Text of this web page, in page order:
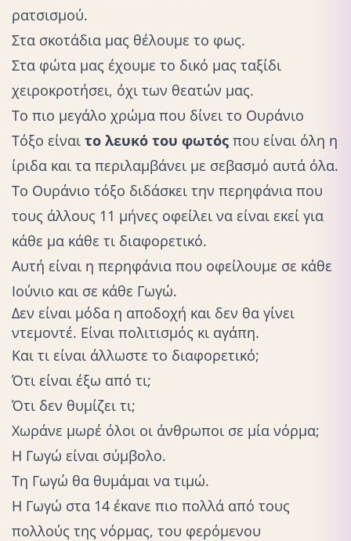
ρατσισμού.
Στα σκοτάδια μας θέλουμε το φως.
Στα φώτα μας έχουμε το δικό μας ταξίδι
χειροκροτήσει, όχι των θεατών μας.
Το πιο μεγάλο χρώμα που δίνει το Ουράνιο
Τόξο είναι το λευκό του φωτός που είναι όλη η
ίριδα και τα περιλαμβάνει με σεβασμό αυτά όλα.
Το Ουράνιο τόξο διδάσκει την περηφάνια που
τους άλλους 11 μήνες οφείλει να είναι εκεί για
κάθε μα κάθε τι διαφορετικό.
Αυτή είναι η περηφάνια που οφείλουμε σε κάθε
Ιούνιο και σε κάθε Γωγώ.
Δεν είναι μόδα η αποδοχή και δεν θα γίνει
ντεμοντέ. Είναι πολιτισμός κι αγάπη.
Και τι είναι άλλωστε το διαφορετικό;
Ότι είναι έξω από τι;
Ότι δεν θυμίζει τι;
Χωράνε μωρέ όλοι οι άνθρωποι σε μία νόρμα;
Η Γωγώ είναι σύμβολο.
Τη Γωγώ θα θυμάμαι να τιμώ.
Η Γωγώ στα 14 έκανε πιο πολλά από τους
πολλούς της νόρμας, του φερόμενου